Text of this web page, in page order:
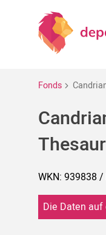
Fonds
WKN: 939838
Die Daten